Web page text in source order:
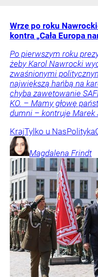
Wrze po roku
kontra „Cała Europa
Po pierwszym roku
żeby Karol Nawrocki
zwaśnionymi
największą hańbą na
chyba zawetowanie
KO. – Mamy głowę
dumni – kontruje Marek
KrajTylko u NasPolityka
Magdalena Frindt